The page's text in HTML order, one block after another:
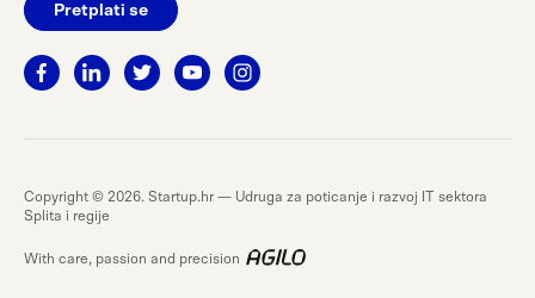
Pretplati se
Copyright © 2026. Startup.hr — Udruga za poticanje i razvoj IT sektora
Splita i regije
With care, passion and precision